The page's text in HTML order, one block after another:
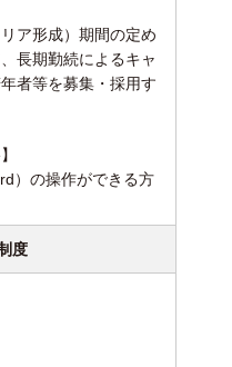
形成） 期間の定め
長期勤続によるキャ
者等を募集・採用す
）の操作ができる方
度